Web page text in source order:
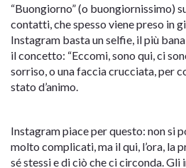
“Buongiorno” (o buongiornissimo)
contatti, che spesso viene preso in
Instagram basta un selfie, il più
il concetto: “Eccomi, sono qui, ci
sorriso, o una faccia crucciata, per
stato d’animo.
Instagram piace per questo: non si
molto complicati, ma il qui, l’ora, la
sé stessi e di ciò che ci circonda. Gli